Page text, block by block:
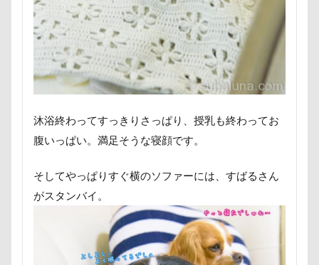
沐浴終わってすっきりさっぱり、授乳も終わってお
腹いっぱい。満足そうな寝顔です。
そしてやっぱりすぐ横のソファーには、すばるさん
がスタンバイ。
ブレスレット
フリーステッチ free stitch
フリスビー
フランソワーズちゃん
フランソワーズくん
フランちゃん
フセ
フクロウの森
フォトフレーム
フォトツアー
プール
ペットカート
ペットのおうち
ペットと泊まる陽だまり
ベンくん
ヘンリーくん
プレゼント
プレサーモC-25
プレアデス星団
プルバックハトカー
プリンちゃん
プリシアちゃん
プライスレス